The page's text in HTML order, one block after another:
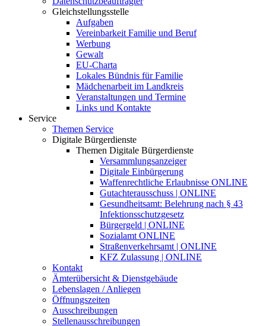
Gleichstellungsstelle
Aufgaben
Vereinbarkeit Familie und Beruf
Werbung
Gewalt
EU-Charta
Lokales Bündnis für Familie
Mädchenarbeit im Landkreis
Veranstaltungen und Termine
Links und Kontakte
Service
Themen Service
Digitale Bürgerdienste
Themen Digitale Bürgerdienste
Versammlungsanzeiger
Digitale Einbürgerung
Waffenrechtliche Erlaubnisse ONLINE
Gutachterausschuss | ONLINE
Gesundheitsamt: Belehrung nach § 43
Infektionsschutzgesetz
Bürgergeld | ONLINE
Sozialamt ONLINE
Straßenverkehrsamt | ONLINE
KFZ Zulassung | ONLINE
Kontakt
Ämterübersicht & Dienstgebäude
Lebenslagen / Anliegen
Öffnungszeiten
Ausschreibungen
Stellenausschreibungen